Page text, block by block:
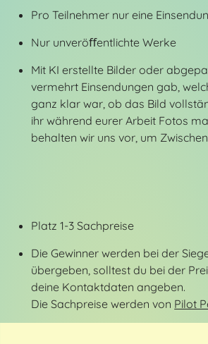
Pro Teilnehmer nur eine
Nur unveröﬀentlichte Werke
Mit KI erstellte Bilder oder
vermehrt Einsendungen gab,
ganz klar war, ob das Bild
ihr während eurer Arbeit Fotos
behalten wir uns vor, um
Platz 1-3 Sachpreise
Die Gewinner werden bei der
übergeben, solltest du bei der
deine Kontaktdaten angeben.
Die Sachpreise werden von Pilot